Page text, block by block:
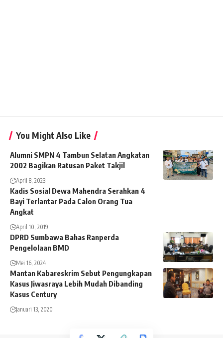
You Might Also Like
Alumni SMPN 4 Tambun Selatan Angkatan
2002 Bagikan Ratusan Paket Takjil
April 8, 2023
Kadis Sosial Dewa Mahendra Serahkan 4
Bayi Terlantar Pada Calon Orang Tua
Angkat
April 10, 2019
DPRD Sumbawa Bahas Ranperda
Pengelolaan BMD
Mei 16, 2024
Mantan Kabareskrim Sebut Pengungkapan
Kasus Jiwasraya Lebih Mudah Dibanding
Kasus Century
Januari 13, 2020